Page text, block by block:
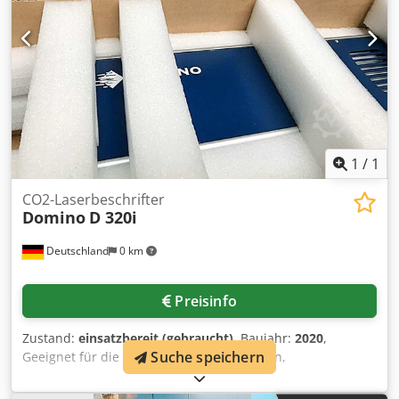
1 / 1
Deutschland 0 km
CO2-Laserbeschrifter
Domino D 320i
Preisinfo
Zustand: einsatzbereit (gebraucht), Baujahr: 2020,
Geeignet für die Kennzeichnung von Dosen,
Geschwindigkeit: 1500 Zeichen/s, Liniengeschwindigkeit:
400m/min, Betriebssystem: Windows CE,
Suche speichern